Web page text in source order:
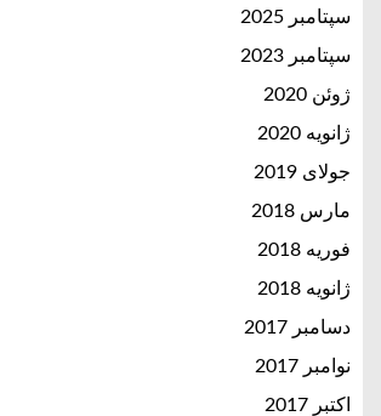
سپتامبر 2025
سپتامبر 2023
ژوئن 2020
ژانویه 2020
جولای 2019
مارس 2018
فوریه 2018
ژانویه 2018
دسامبر 2017
نوامبر 2017
اکتبر 2017